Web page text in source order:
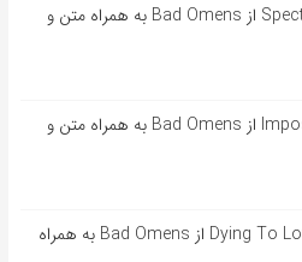
آهنگ انگلیسی Specter از Bad Omens به همراه متن و
آهنگ انگلیسی Impose از Bad Omens به همراه متن و
آهنگ انگلیسی Dying To Love از Bad Omens به همراه